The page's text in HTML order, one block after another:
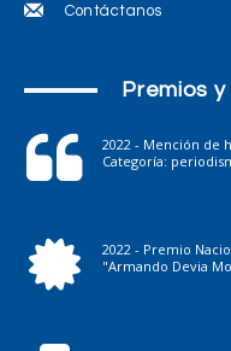
Contáctanos
Premios
2022 - Mención de
Categoría:
2022 - Premio
"Armando Devia